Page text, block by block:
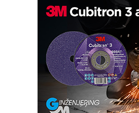
Trajna oznaka kao
Bezbednost na prvom
IB BLUMENAUER - više
poverenja u industriji
RMQ-TITAN
– Pametna signalizacija
upravljanje mašinama